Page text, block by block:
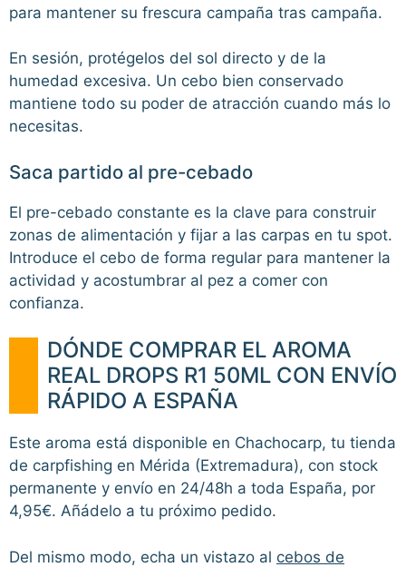
para mantener su frescura campaña tras campaña.
En sesión, protégelos del sol directo y de la
humedad excesiva. Un cebo bien conservado
mantiene todo su poder de atracción cuando más lo
necesitas.
Saca partido al pre-cebado
El pre-cebado constante es la clave para construir
zonas de alimentación y fijar a las carpas en tu spot.
Introduce el cebo de forma regular para mantener la
actividad y acostumbrar al pez a comer con
confianza.
DÓNDE COMPRAR EL AROMA
REAL DROPS R1 50ML CON ENVÍO
RÁPIDO A ESPAÑA
Este aroma está disponible en Chachocarp, tu tienda
de carpfishing en Mérida (Extremadura), con stock
permanente y envío en 24/48h a toda España, por
4,95€. Añádelo a tu próximo pedido.
Del mismo modo, echa un vistazo al cebos de